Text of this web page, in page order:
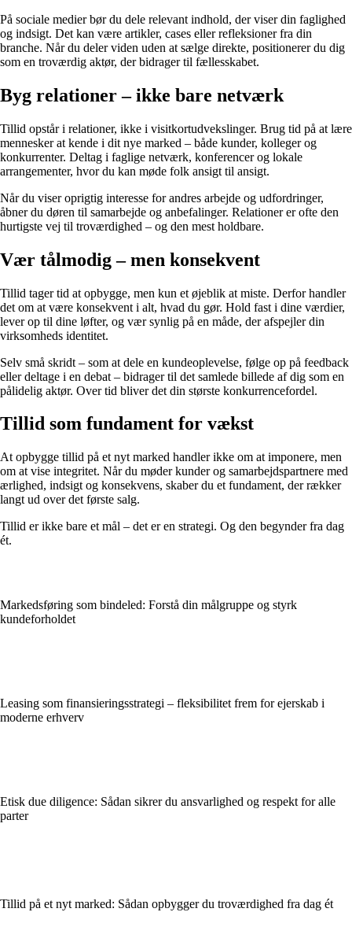
På sociale medier bør du dele relevant indhold, der viser din faglighed
og indsigt. Det kan være artikler, cases eller refleksioner fra din
branche. Når du deler viden uden at sælge direkte, positionerer du dig
som en troværdig aktør, der bidrager til fællesskabet.
Byg relationer – ikke bare netværk
Tillid opstår i relationer, ikke i visitkortudvekslinger. Brug tid på at lære
mennesker at kende i dit nye marked – både kunder, kolleger og
konkurrenter. Deltag i faglige netværk, konferencer og lokale
arrangementer, hvor du kan møde folk ansigt til ansigt.
Når du viser oprigtig interesse for andres arbejde og udfordringer,
åbner du døren til samarbejde og anbefalinger. Relationer er ofte den
hurtigste vej til troværdighed – og den mest holdbare.
Vær tålmodig – men konsekvent
Tillid tager tid at opbygge, men kun et øjeblik at miste. Derfor handler
det om at være konsekvent i alt, hvad du gør. Hold fast i dine værdier,
lever op til dine løfter, og vær synlig på en måde, der afspejler din
virksomheds identitet.
Selv små skridt – som at dele en kundeoplevelse, følge op på feedback
eller deltage i en debat – bidrager til det samlede billede af dig som en
pålidelig aktør. Over tid bliver det din største konkurrencefordel.
Tillid som fundament for vækst
At opbygge tillid på et nyt marked handler ikke om at imponere, men
om at vise integritet. Når du møder kunder og samarbejdspartnere med
ærlighed, indsigt og konsekvens, skaber du et fundament, der rækker
langt ud over det første salg.
Tillid er ikke bare et mål – det er en strategi. Og den begynder fra dag
ét.
Markedsføring som bindeled: Forstå din målgruppe og styrk
kundeforholdet
Leasing som finansieringsstrategi – fleksibilitet frem for ejerskab i
moderne erhverv
Etisk due diligence: Sådan sikrer du ansvarlighed og respekt for alle
parter
Tillid på et nyt marked: Sådan opbygger du troværdighed fra dag ét